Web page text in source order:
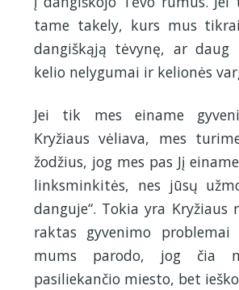
tame takely, kurs mus
dangiškąją tėvynę, ar daug
kelio nelygumai ir kelionės
Jei tik mes einame
Kryžiaus vėliava, mes
žodžius, jog mes pas Jį
linksminkitės, nes jūsų
danguje“. Tokia yra Kryžiaus
raktas gyvenimo problemai
mums parodo, jog čia
pasiliekančio miesto, bet